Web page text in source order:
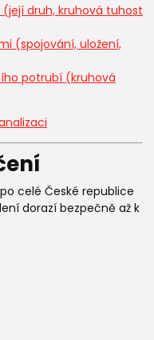
druh, kruhová tuhost
(spojování, uložení,
potrubí (kruhová
celé České republice
dorazí bezpečně až k